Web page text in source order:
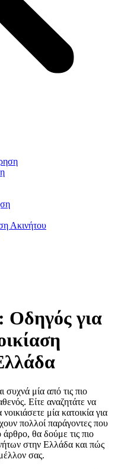
Ακινήτου
Οδηγός για
συχνά μία από τις πιο
Είτε αναζητάτε να
μία κατοικία για
πολλοί παράγοντες που
θα δούμε τις πιο
στην Ελλάδα και πώς
σας.